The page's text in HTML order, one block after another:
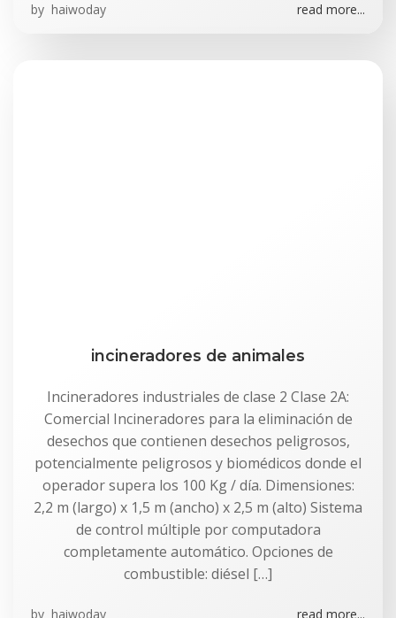
by haiwoday read more...
incineradores de animales
Incineradores industriales de clase 2 Clase 2A:
Comercial Incineradores para la eliminación de
desechos que contienen desechos peligrosos,
potencialmente peligrosos y biomédicos donde el
operador supera los 100 Kg / día. Dimensiones:
2,2 m (largo) x 1,5 m (ancho) x 2,5 m (alto) Sistema
de control múltiple por computadora
completamente automático. Opciones de
combustible: diésel […]
by haiwoday read more...